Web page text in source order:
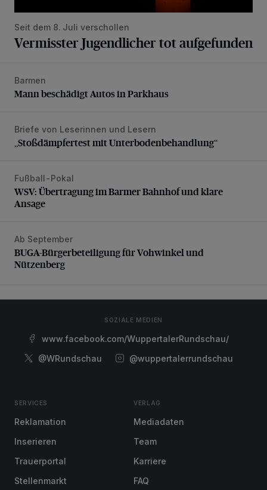
Seit dem 8. Juli verschollen
Vermisster Jugendlicher tot aufgefunden
Mann beschädigt Autos in Parkhaus
Barmen
Mann beschädigt Autos in Parkhaus
„Stoßdämpfertest mit Unterbodenbehandlung“
Briefe von Leserinnen und Lesern
„Stoßdämpfertest mit Unterbodenbehandlung“
WSV: Übertragung im Barmer Bahnhof und klare Ansage
Fußball-Pokal
WSV: Übertragung im Barmer Bahnhof und klare
Ansage
BUGA-Bürgerbeteiligung für Vohwinkel und Nützenberg
Ab September
BUGA-Bürgerbeteiligung für Vohwinkel und
Nützenberg
SOZIALE MEDIEN
www.facebook.com/WuppertalerRundschau/
@WRundschau
@wuppertalerrundschau
SERVICES
Reklamation
Inserieren
Trauerportal
Stellenmarkt
VERLAG
Mediadaten
Team
Karriere
FAQ